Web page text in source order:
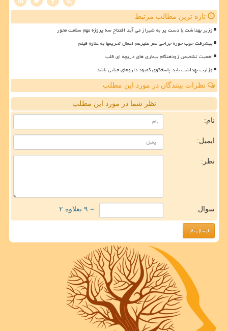
تازه ترین مطالب مرتبط
وزیر بهداشت با دست پر به شیراز می آید افتتاح سه پروژه مهم سلامت محور
پیشرفت خوب حوزه جراحی مغز علیرغم اعمال تحریمها به علاوه فیلم
اهمیت تشخیص زودهنگام بیماری های دریچه ای قلب
وزارت بهداشت باید پاسخگوی کمبود داروهای حیاتی باشد
نظرات بینندگان در مورد این مطلب
نظر شما در مورد این مطلب
نام:
ایمیل:
نظر:
سوال: = ۹ بعلاوه ۲